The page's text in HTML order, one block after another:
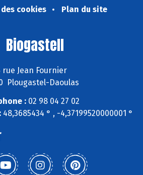
cookies
Plan du site
Biogastell
rue Jean Fournier
Plougastel-Daoulas
:02 98 04 27 02
48,3685434 ° , -4,37199520000001 °